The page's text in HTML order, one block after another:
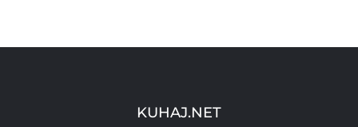
KUHAJ.NET